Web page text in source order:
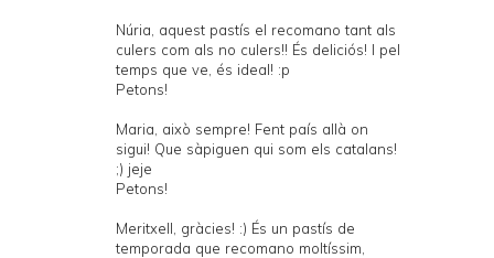
Núria, aquest pastís el recomano tant als
culers com als no culers!! És deliciós! I pel
temps que ve, és ideal! :p
Petons!
Maria, això sempre! Fent país allà on
sigui! Que sàpiguen qui som els catalans!
;) jeje
Petons!
Meritxell, gràcies! :) És un pastís de
temporada que recomano moltíssim,